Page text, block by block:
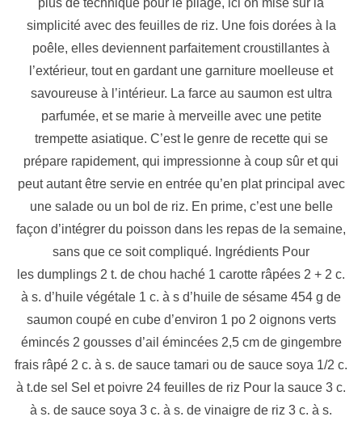
simplicité avec des feuilles de riz. Une fois dorées à la
poêle, elles deviennent parfaitement croustillantes à
l’extérieur, tout en gardant une garniture moelleuse et
savoureuse à l’intérieur. La farce au saumon est ultra
parfumée, et se marie à merveille avec une petite
trempette asiatique. C’est le genre de recette qui se
prépare rapidement, qui impressionne à coup sûr et qui
peut autant être servie en entrée qu’en plat principal avec
une salade ou un bol de riz. En prime, c’est une belle
façon d’intégrer du poisson dans les repas de la semaine,
sans que ce soit compliqué. Ingrédients Pour
les dumplings 2 t. de chou haché 1 carotte râpées 2 + 2 c.
à s. d’huile végétale 1 c. à s d’huile de sésame 454 g de
saumon coupé en cube d’environ 1 po 2 oignons verts
émincés 2 gousses d’ail émincées 2,5 cm de gingembre
frais râpé 2 c. à s. de sauce tamari ou de sauce soya 1/2 c.
à t.de sel Sel et poivre 24 feuilles de riz Pour la sauce 3 c.
à s. de sauce soya 3 c. à s. de vinaigre de riz 3 c. à s.